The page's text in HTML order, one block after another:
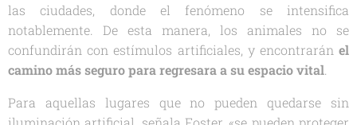
las ciudades, donde el fenómeno se intensifica
notablemente. De esta manera, los animales no se
confundirán con estímulos artificiales, y encontrarán el
camino más seguro para regresara a su espacio vital.
Para aquellas lugares que no pueden quedarse sin